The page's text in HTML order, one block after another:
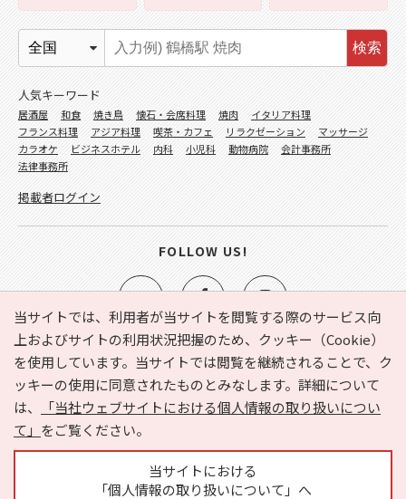
当サイトでは、利用者が当サイトを閲覧する際のサービス向
上およびサイトの利用状況把握のため、クッキー（Cookie）
を使用しています。当サイトでは閲覧を継続されることで、ク
ッキーの使用に同意されたものとみなします。詳細について
は、
「当社ウェブサイトにおける個人情報の取り扱いについ
て」 をご覧ください。
当サイトにおける
「個人情報の取り扱いについて」へ
e-NAVITA（イーナビタ）とは？ お気に入り
ヘルプ
利用規約
個人情報の取り扱いについて
運営会社
サイトマップ
広告掲載に関するお問い合わせ
検索
人気キーワード
居酒屋 和食 焼き鳥 懐石・会席料理 焼肉
イタリア料理
フランス料理
アジア料理 喫茶・カフェ リラクゼーション
マッサージ
カラオケ
ビジネスホテル 内科 小児科 動物病院
会計事務所
法律事務所
掲載者ログイン
FOLLOW US!